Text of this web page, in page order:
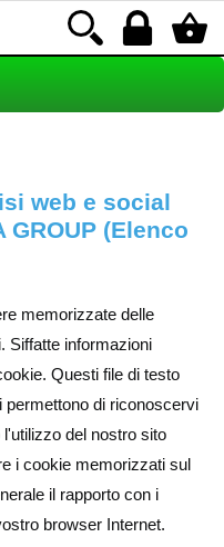
web e social
(Elenco
memorizzate delle
Siffatte informazioni
Questi file di testo
di riconoscervi
del nostro sito
i cookie memorizzati sul
il rapporto con i
browser Internet.